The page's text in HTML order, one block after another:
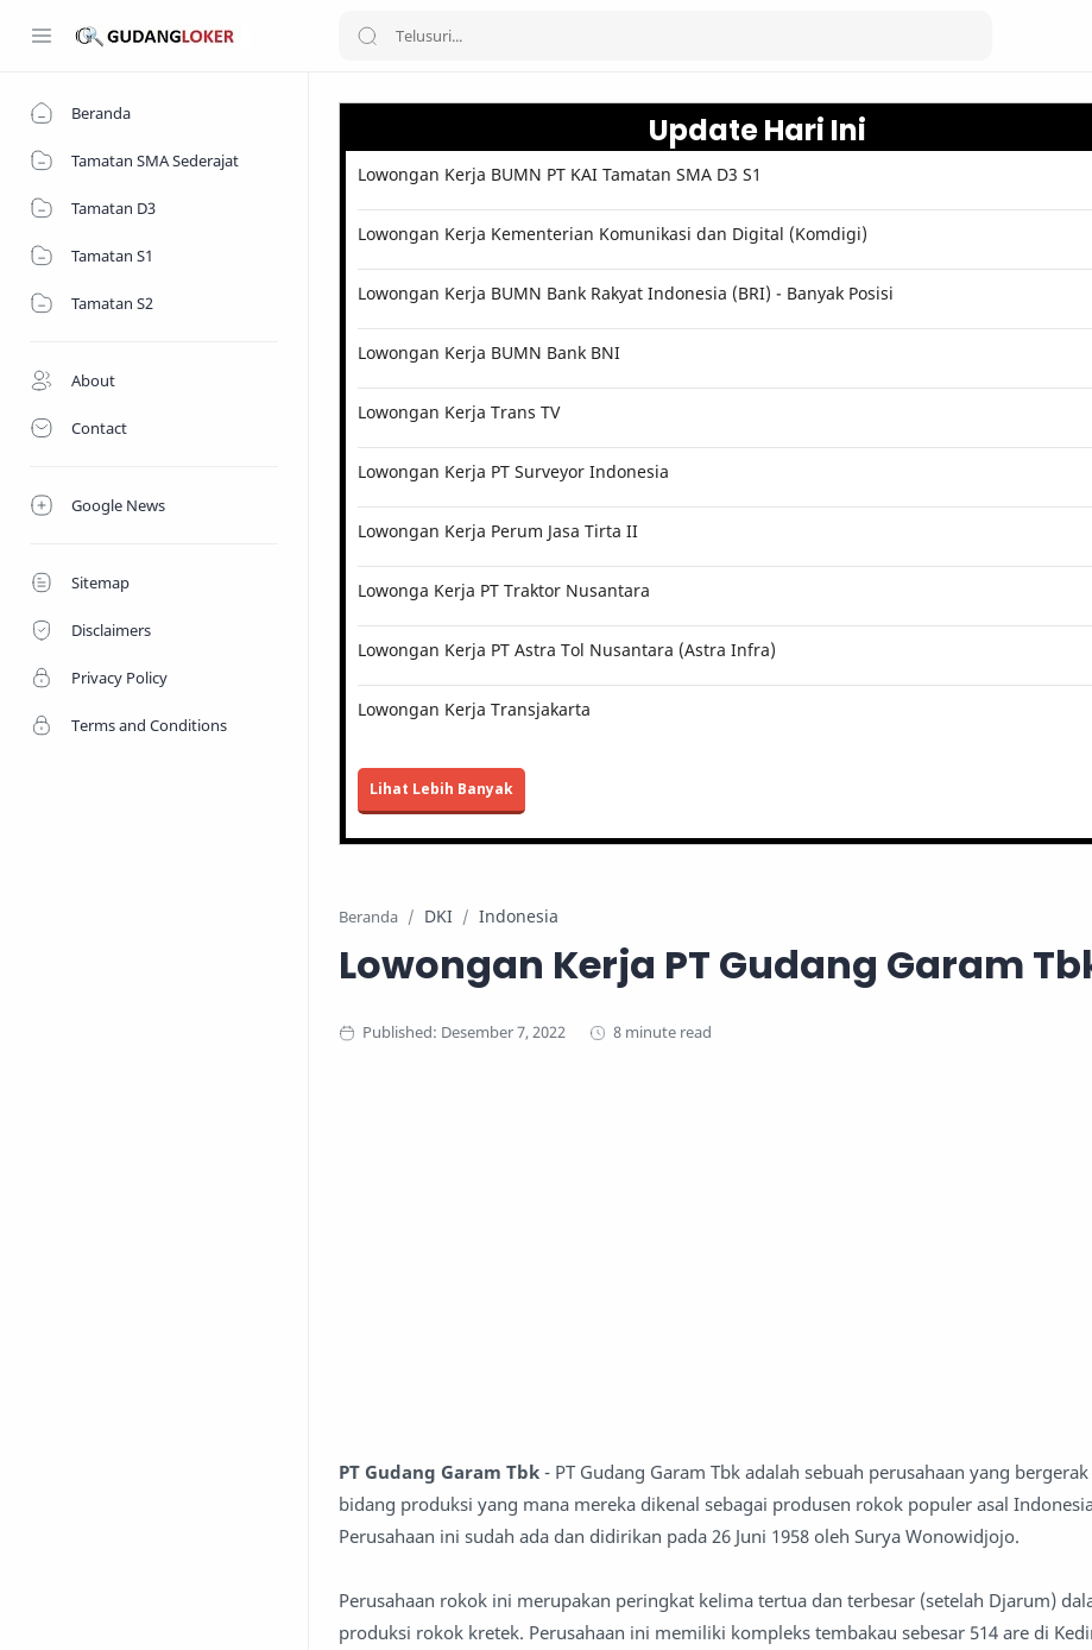
Beranda
Tamatan SMA Sederajat
Tamatan D3
Tamatan S1
Tamatan S2
About
Contact
Google News
Sitemap
Disclaimers
Privacy Policy
Terms and Conditions
Update Hari Ini
Lowongan Kerja BUMN PT KAI Tamatan SMA D3 S1
Lowongan Kerja Kementerian Komunikasi dan Digital (Komdigi)
Lowongan Kerja BUMN Bank Rakyat Indonesia (BRI) - Banyak Posisi
Lowongan Kerja BUMN Bank BNI
Lowongan Kerja Trans TV
Lowongan Kerja PT Surveyor Indonesia
Lowongan Kerja Perum Jasa Tirta II
Lowonga Kerja PT Traktor Nusantara
Lowongan Kerja PT Astra Tol Nusantara (Astra Infra)
Lowongan Kerja Transjakarta
Lihat Lebih Banyak
Beranda DKI Indonesia
Lowongan Kerja PT Gudang Garam
8 minute read
PT Gudang Garam Tbk - PT Gudang Garam Tbk adalah sebuah perusahaan yang
bidang produksi yang mana mereka dikenal sebagai produsen rokok populer asal
Perusahaan ini sudah ada dan didirikan pada 26 Juni 1958 oleh Surya Wonowidjojo.
Perusahaan rokok ini merupakan peringkat kelima tertua dan terbesar (setelah Djarum)
produksi rokok kretek. Perusahaan ini memiliki kompleks tembakau sebesar 514 are di